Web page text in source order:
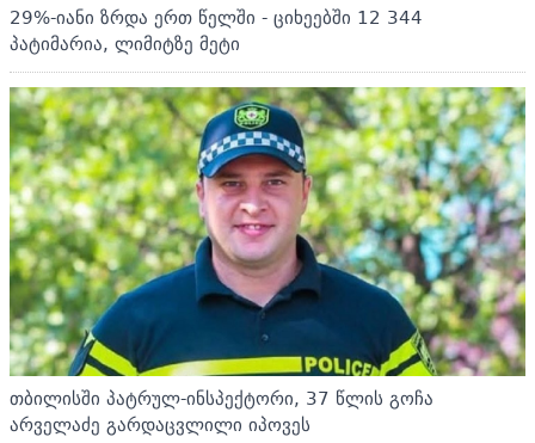
29%-იანი ზრდა ერთ წელში - ციხეებში 12 344
პატიმარია, ლიმიტზე მეტი
თბილისში პატრულ-ინსპექტორი, 37 წლის გოჩა
არველაძე გარდაცვლილი იპოვეს